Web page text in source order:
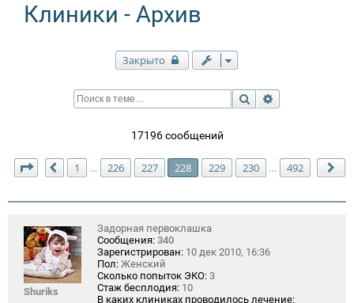
Клиники - Архив
Закрыто
Поиск
17196 сообщений
Страница 228 из492
Пред.
1 … 226 227 228 229 230 … 492
Shuriks
Задорная первоклашка
Сообщения: 340
Зарегистрирован: 10 дек 2010, 16:36
Пол: Женский
Сколько попыток ЭКО: 3
Стаж бесплодия: 10
В каких клиниках проводилось лечение: